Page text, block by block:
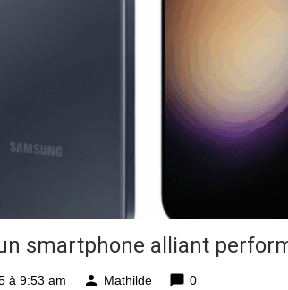
smartphone alliant
à 9:53 am person Mathilde chat_bubble 0